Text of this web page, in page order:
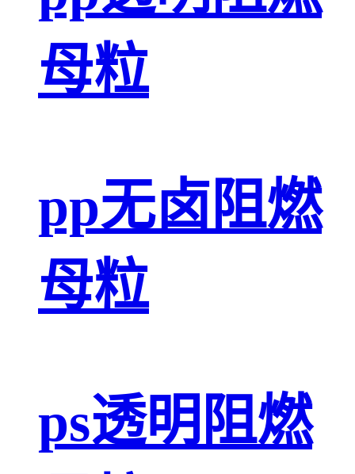
母粒
pp无卤阻燃
母粒
ps透明阻燃